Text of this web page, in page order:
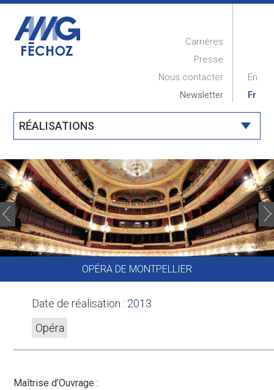
Carrières
Presse
Nous contacter
Newsletter
En
Fr
RÉALISATIONS
PRESENTATION
RÉALISATIONS
COMPÉTENCES
MAINTENANCE
OPÉRA DE MONTPELLIER
Date de réalisation : 2013
Opéra
Maîtrise d’Ouvrage :